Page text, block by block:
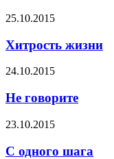
25.10.2015
Хитрость жизни
24.10.2015
Не говорите
23.10.2015
С одного шага